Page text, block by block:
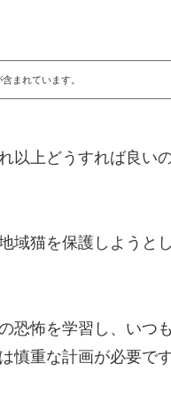
まれています。
以上どうすれば良い
域猫を保護しようと
怖を学習し、いつ
慎重な計画が必要です